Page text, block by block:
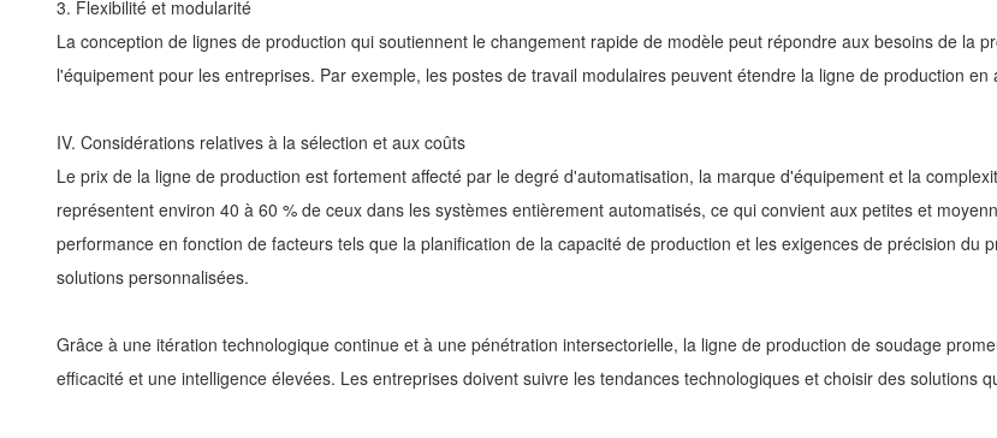
3. Flexibilité et modularité
La conception de lignes de production qui soutiennent le changement rapide de modèle peut répondre aux besoins de la
l'équipement pour les entreprises. Par exemple, les postes de travail modulaires peuvent étendre la ligne de production
IV. Considérations relatives à la sélection et aux coûts
Le prix de la ligne de production est fortement affecté par le degré d'automatisation, la marque d'équipement et la
représentent environ 40 à 60 % de ceux dans les systèmes entièrement automatisés, ce qui convient aux petites et
performance en fonction de facteurs tels que la planification de la capacité de production et les exigences de précision
solutions personnalisées.
Grâce à une itération technologique continue et à une pénétration intersectorielle, la ligne de production de soudage
efficacité et une intelligence élevées. Les entreprises doivent suivre les tendances technologiques et choisir des solutions